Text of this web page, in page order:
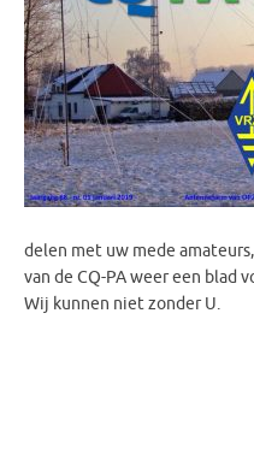
delen met uw mede
van de CQ-PA weer een blad
Wij kunnen niet zonder U.